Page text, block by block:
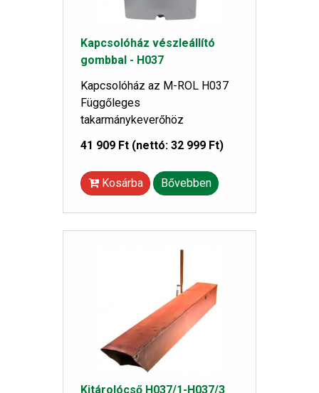
Kapcsolóház vészleállító
gombbal - H037
Kapcsolóház az M-ROL H037
Függőleges
takarmánykeverőhöz
41 909 Ft (nettó: 32 999 Ft)
Kosárba Bővebben
Kitárolócső H037/1-H037/3